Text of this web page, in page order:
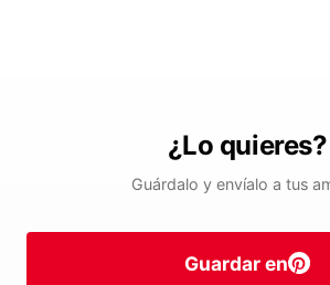
¿Lo quieres?
Guárdalo y envíalo a tus
Guardar en